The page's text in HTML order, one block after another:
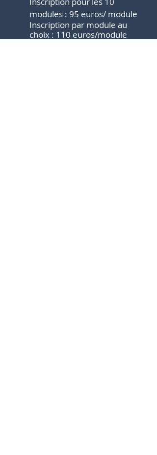
modules : 95 euros/ module
Inscription par module au
choix : 110 euros/module